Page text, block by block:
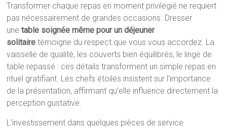
Transformer chaque repas en moment privilégié ne requiert
pas nécessairement de grandes occasions. Dresser
unetable soignée même pour un déjeuner
solitaire témoigne du respect que vous vous accordez. La
vaisselle de qualité, les couverts bien équilibrés, le linge de
table repassé : ces détails transforment un simple repas en
rituel gratifiant. Les chefs étoilés insistent sur l’importance
de la présentation, affirmant qu’elle influence directement la
perception gustative.
L’investissement dans quelques pièces de service